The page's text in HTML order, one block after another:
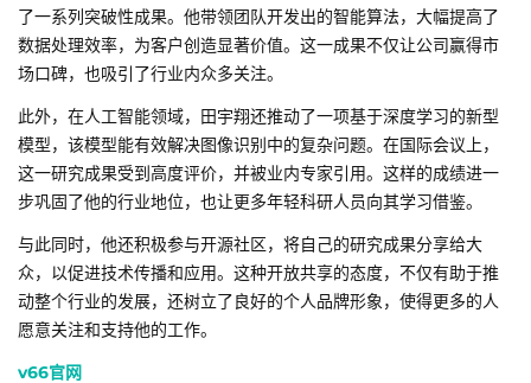
了一系列突破性成果。他带领团队开发出的智能算法，大幅提高了
数据处理效率，为客户创造显著价值。这一成果不仅让公司赢得市
场口碑，也吸引了行业内众多关注。
此外，在人工智能领域，田宇翔还推动了一项基于深度学习的新型
模型，该模型能有效解决图像识别中的复杂问题。在国际会议上，
这一研究成果受到高度评价，并被业内专家引用。这样的成绩进一
步巩固了他的行业地位，也让更多年轻科研人员向其学习借鉴。
与此同时，他还积极参与开源社区，将自己的研究成果分享给大
众，以促进技术传播和应用。这种开放共享的态度，不仅有助于推
动整个行业的发展，还树立了良好的个人品牌形象，使得更多的人
愿意关注和支持他的工作。
v66官网